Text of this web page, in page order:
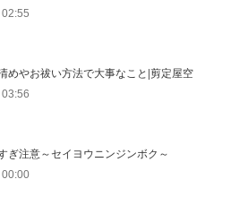
めやお祓い方法で大事なこと|剪定屋空
ぎ注意～セイヨウニンジンボク～